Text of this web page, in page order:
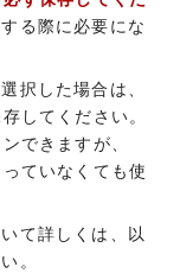
る際に必要にな
択した場合は、
してください。
できますが、
ていなくても使
て詳しくは、以
。